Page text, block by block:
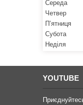
Середа
Четвер
Пʼятниця
Субота
Неділя
YOUTUBE